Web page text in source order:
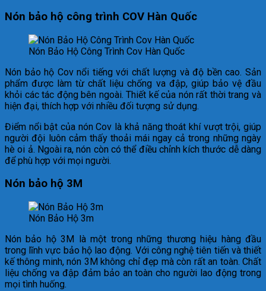
Nón bảo hộ công trình COV Hàn Quốc
Nón Bảo Hộ Công Trình Cov Hàn Quốc
Nón bảo hộ Cov nổi tiếng với chất lượng và độ bền cao. Sản
phẩm được làm từ chất liệu chống va đập, giúp bảo vệ đầu
khỏi các tác động bên ngoài. Thiết kế của nón rất thời trang và
hiện đại, thích hợp với nhiều đối tượng sử dụng.
Điểm nổi bật của nón Cov là khả năng thoát khí vượt trội, giúp
người đội luôn cảm thấy thoải mái ngay cả trong những ngày
hè oi ả. Ngoài ra, nón còn có thể điều chỉnh kích thước dễ dàng
để phù hợp với mọi người.
Nón bảo hộ 3M
Nón Bảo Hộ 3m
Nón bảo hộ 3M là một trong những thương hiệu hàng đầu
trong lĩnh vực bảo hộ lao động. Với công nghệ tiên tiến và thiết
kế thông minh, nón 3M không chỉ đẹp mà còn rất an toàn. Chất
liệu chống va đập đảm bảo an toàn cho người lao động trong
mọi tình huống.